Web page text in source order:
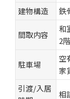
建物構造 鉄
間取内容
和
2
駐車場
空
家
引渡/入居
相